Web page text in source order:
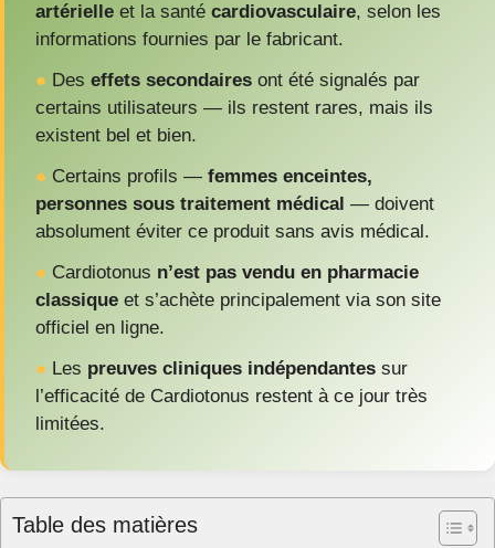
artérielle et la santé cardiovasculaire, selon les
informations fournies par le fabricant.
● Des effets secondaires ont été signalés par
certains utilisateurs — ils restent rares, mais ils
existent bel et bien.
● Certains profils — femmes enceintes,
personnes sous traitement médical — doivent
absolument éviter ce produit sans avis médical.
● Cardiotonus n’est pas vendu en pharmacie
classique et s’achète principalement via son site
officiel en ligne.
● Les preuves cliniques indépendantes sur
l’efficacité de Cardiotonus restent à ce jour très
limitées.
Table des matières